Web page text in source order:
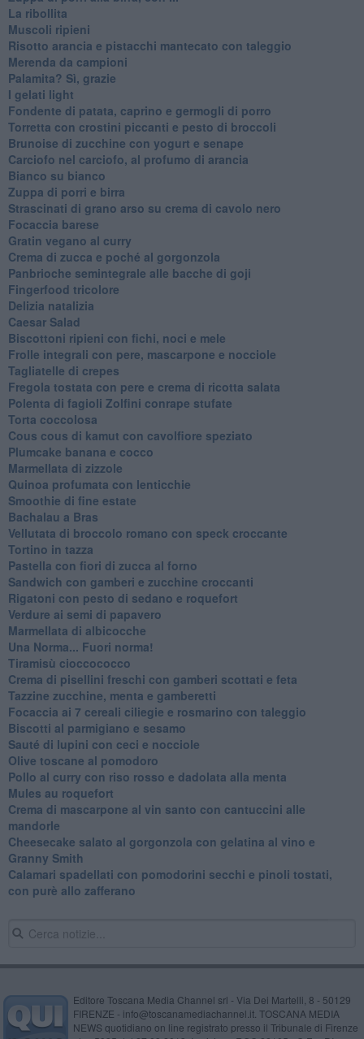
La ribollita
Muscoli ripieni
Risotto arancia e pistacchi mantecato con taleggio
Merenda da campioni
Palamita? Sì, grazie
I gelati light
Fondente di patata, caprino e germogli di porro
Torretta con crostini piccanti e pesto di broccoli
Brunoise di zucchine con yogurt e senape
Carciofo nel carciofo, al profumo di arancia
Bianco su bianco
Zuppa di porri e birra
Strascinati di grano arso su crema di cavolo nero
Focaccia barese
Gratin vegano al curry
Crema di zucca e poché al gorgonzola
Panbrioche semintegrale alle bacche di goji
Fingerfood tricolore
Delizia natalizia
Caesar Salad
Biscottoni ripieni con fichi, noci e mele
Frolle integrali con pere, mascarpone e nocciole
Tagliatelle di crepes
Fregola tostata con pere e crema di ricotta salata
Polenta di fagioli Zolfini conrape stufate
Torta coccolosa
Cous cous di kamut con cavolfiore speziato
Plumcake banana e cocco
Marmellata di zizzole
Quinoa profumata con lenticchie
Smoothie di fine estate
Bachalau a Bras
Vellutata di broccolo romano con speck croccante
Tortino in tazza
Pastella con fiori di zucca al forno
Sandwich con gamberi e zucchine croccanti
Rigatoni con pesto di sedano e roquefort
Verdure ai semi di papavero
Marmellata di albicocche
Una Norma... Fuori norma!
Tiramisù cioccococco
Crema di pisellini freschi con gamberi scottati e feta
Tazzine zucchine, menta e gamberetti
Focaccia ai 7 cereali ciliegie e rosmarino con taleggio
Biscotti al parmigiano e sesamo
Sauté di lupini con ceci e nocciole
Olive toscane al pomodoro
Pollo al curry con riso rosso e dadolata alla menta
Mules au roquefort
Crema di mascarpone al vin santo con cantuccini alle
mandorle
Cheesecake salato al gorgonzola con gelatina al vino e
Granny Smith
Calamari spadellati con pomodorini secchi e pinoli tostati,
con purè allo zafferano
Editore Toscana Media Channel srl - Via Dei Martelli, 8 - 50129
FIRENZE - info@toscanamediachannel.it. TOSCANA MEDIA
NEWS quotidiano on line registrato presso il Tribunale di Firenze